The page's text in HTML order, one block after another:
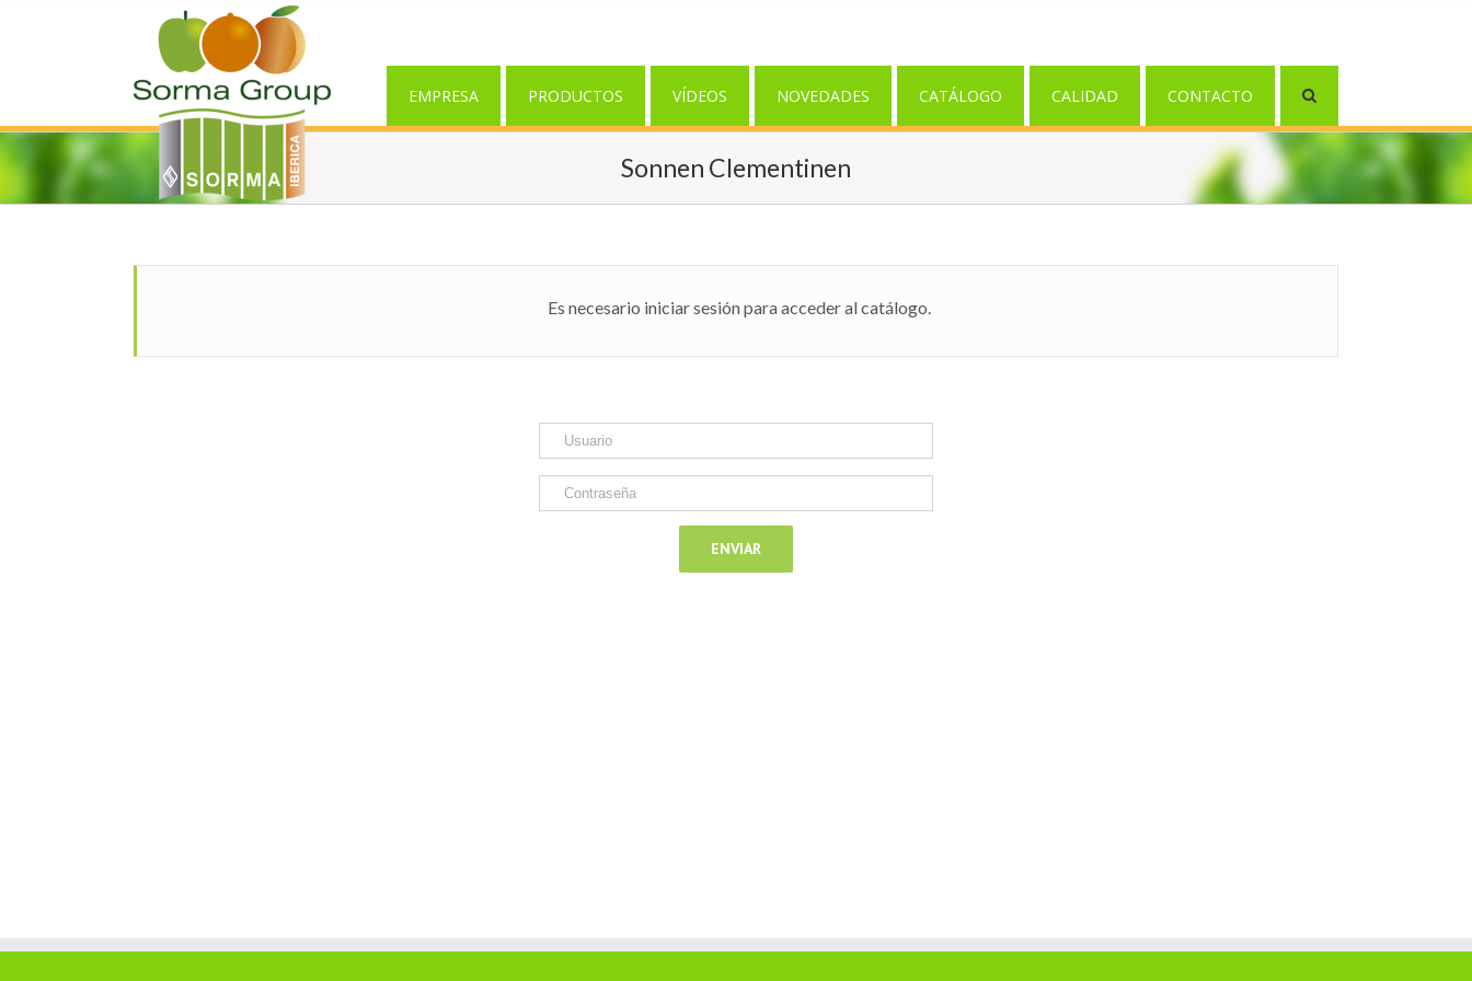
EMPRESA PRODUCTOS VÍDEOS NOVEDADES CATÁLOGO CALIDAD CONTACTO
Sonnen Clementinen
Es necesario iniciar sesión para acceder al catálogo.